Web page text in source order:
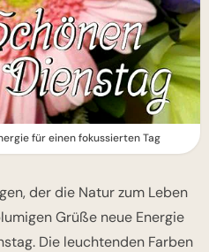
für einen fokussierten Tag
der die Natur zum Leben
Grüße neue Energie
Die leuchtenden Farben